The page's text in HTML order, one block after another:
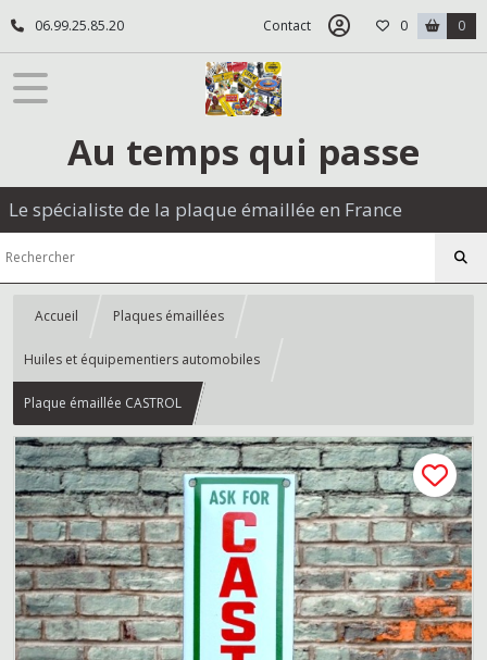
06.99.25.85.20 Contact 0 0
Au temps qui passe
Le spécialiste de la plaque émaillée en France
Accueil Plaques émaillées
Huiles et équipementiers automobiles
Plaque émaillée CASTROL